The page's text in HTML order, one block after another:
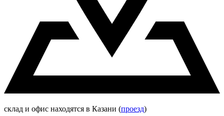
склад и офис находятся в Казани (проезд)